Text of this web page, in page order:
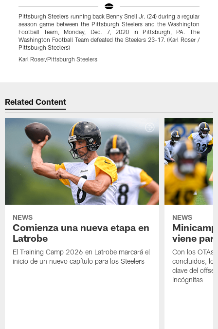
Pittsburgh Steelers running back Benny Snell Jr. (24) during a regular
season game between the Pittsburgh Steelers and the Washington
Football Team, Monday, Dec. 7, 2020 in Pittsburgh, PA. The
Washington Football Team defeated the Steelers 23-17. (Karl Roser /
Pittsburgh Steelers)
Karl Roser/Pittsburgh Steelers
Related Content
NEWS
Comienza una nueva etapa en
Latrobe
El Training Camp 2026 en Latrobe marcará el
inicio de un nuevo capítulo para los Steelers
NEWS
viene
Con los OTAs
concluidos,
clave del
incógnitas